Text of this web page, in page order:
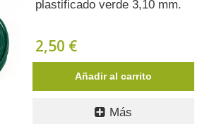
plastificado verde 3,10 mm.
2,50 €
Añadir al carrito
Más